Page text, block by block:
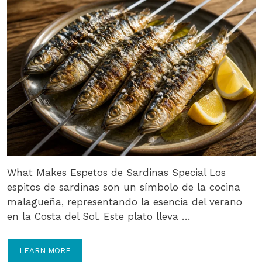
What Makes Espetos de Sardinas Special Los
espitos de sardinas son un símbolo de la cocina
malagueña, representando la esencia del verano
en la Costa del Sol. Este plato lleva …
LEARN MORE